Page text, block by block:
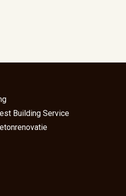
Building Service